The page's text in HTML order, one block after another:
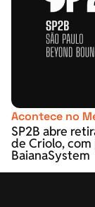
Acontece no
SP2B abre
de Criolo,
BaianaSystem